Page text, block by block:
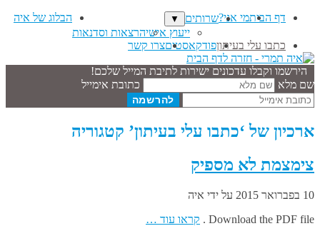
דף הביתמי אני?שרותים ▼
ייעוץ אישיהרצאות וסדנאות
הבלוג של איה
כתבו עלי בעיתוןפודקאסטיםצרו קשר
הירשמו וקבלו עדכונים ישירות לתיבת המייל שלכם!
שם מלא
כתובת אימייל
ארכיון של ‘כתבו עלי בעיתון’ קטגוריה
צימצמת לא מספיק
10 בפברואר 2015 על ידי איה
Download the PDF file .
קראו עוד …